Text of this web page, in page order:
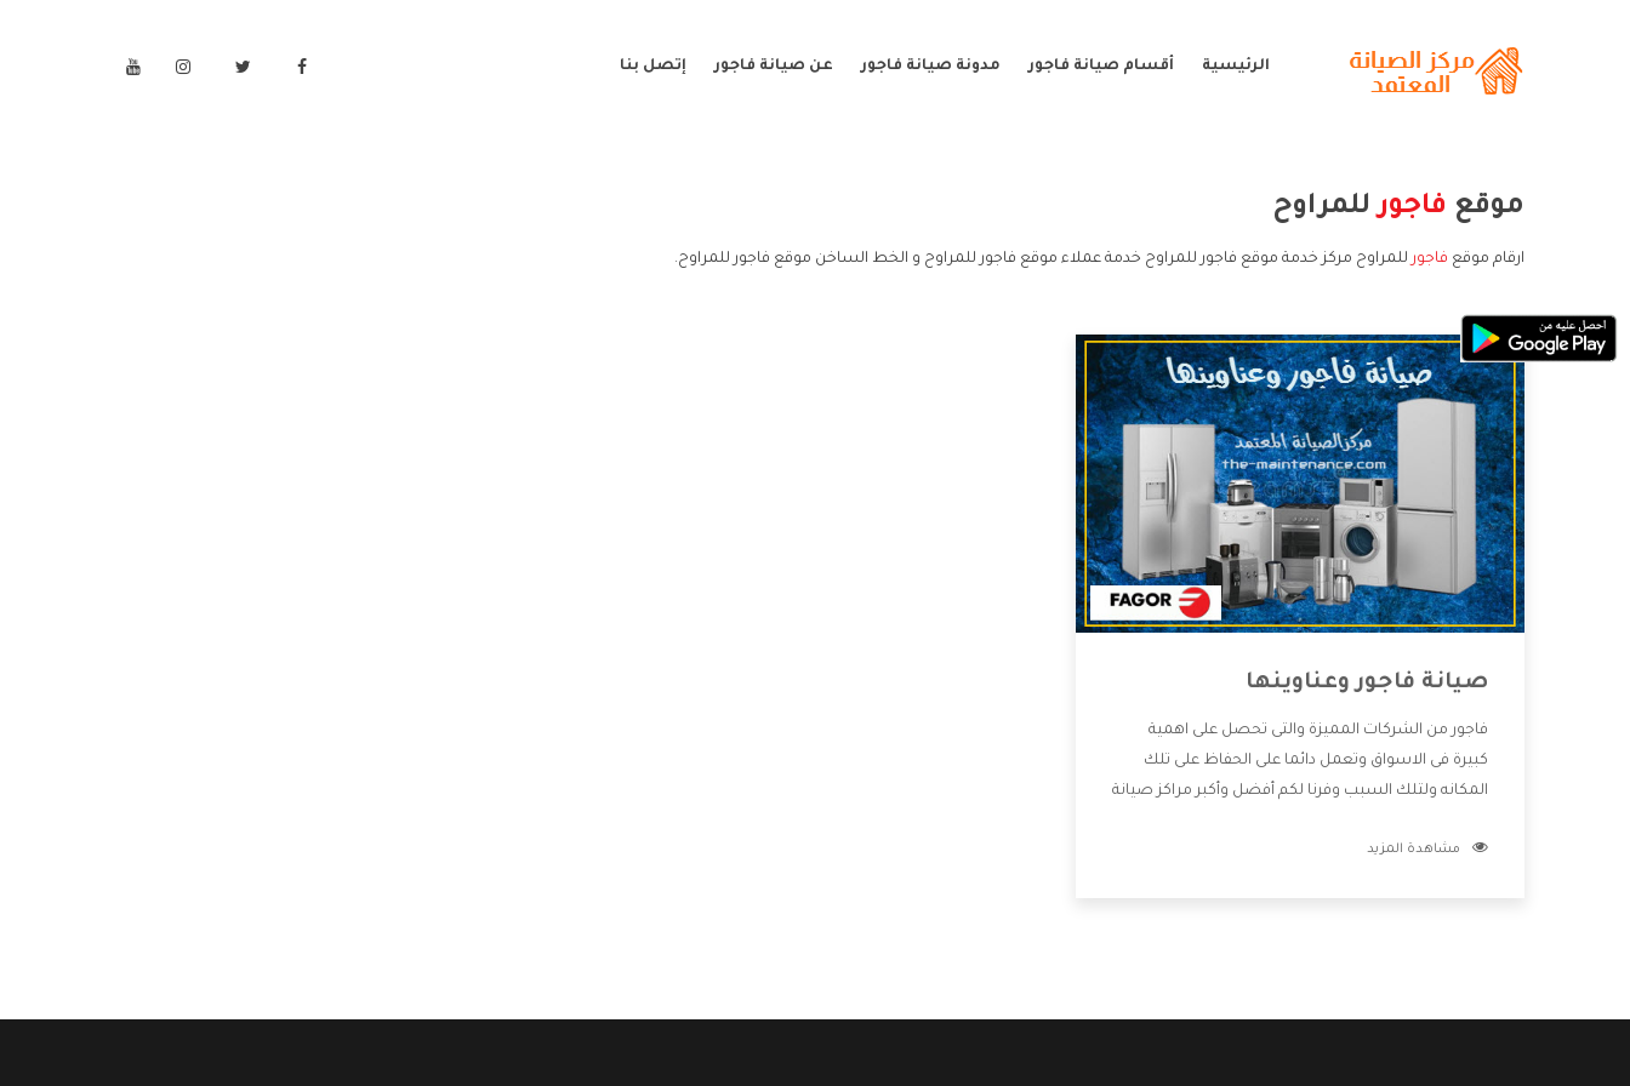
الرئيسية أقسام صيانة فاجور مدونة صيانة فاجور عن صيانة فاجور إتصل بنا
موقع فاجورللمراوح
ارقام موقع فاجور للمراوح مركز خدمة موقع فاجور للمراوح خدمة عملاء موقع فاجور للمراوح و الخط الساخن موقع فاجور للمراوح.
صيانة فاجور وعناوينها
فاجور من الشركات المميزة والتى تحصل على اهمية
كبيرة فى الاسواق وتعمل دائما على الحفاظ على تلك
المكانه ولتلك السبب وفرنا لكم أفضل وأكبر مراكز صيانة
ويستطيع القيام بتصليح جميع المنتجات دون اى ازعاج
مشاهدة المزيد